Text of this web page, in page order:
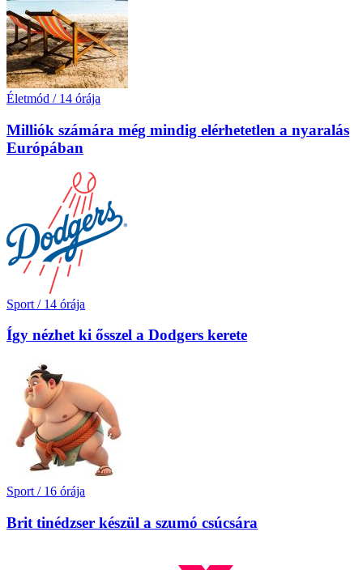
Életmód / 14 órája
Milliók számára még mindig elérhetetlen a nyaralás
Európában
Sport / 14 órája
Így nézhet ki ősszel a Dodgers kerete
Sport / 16 órája
Brit tinédzser készül a szumó csúcsára